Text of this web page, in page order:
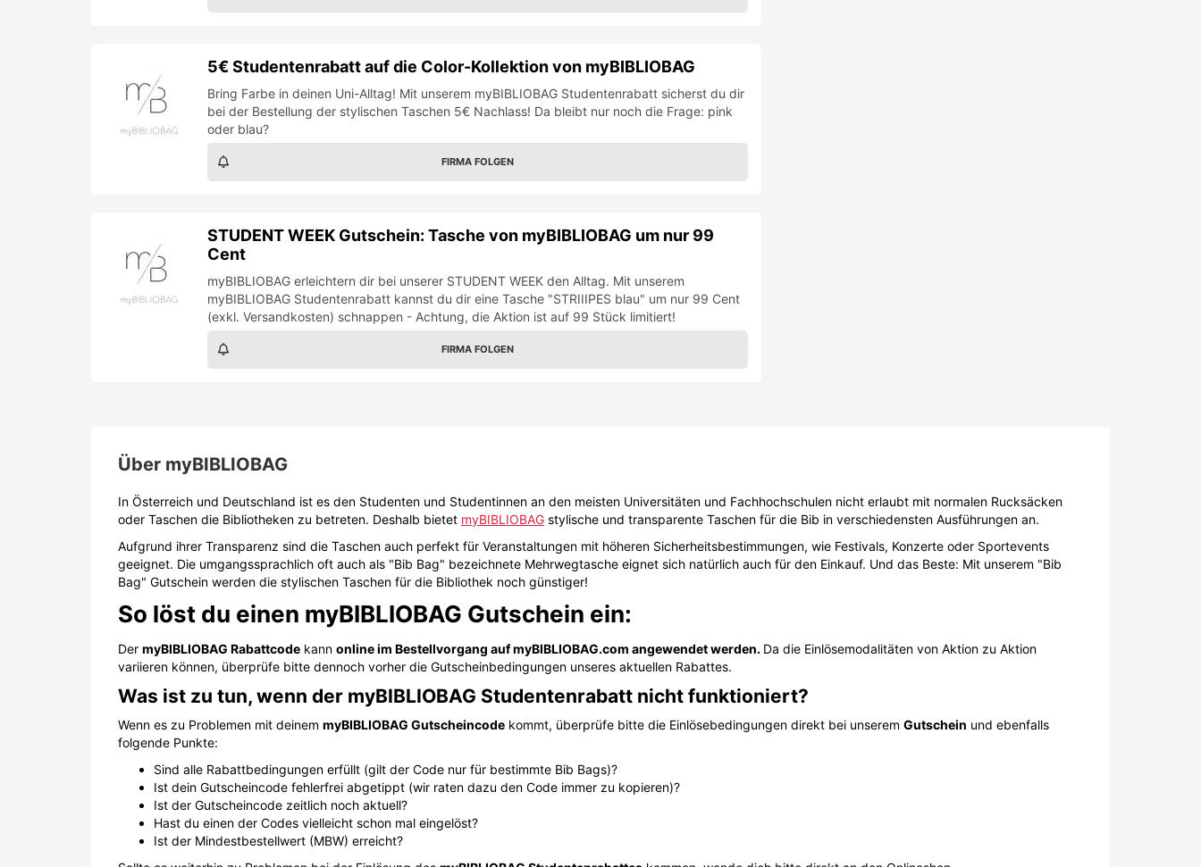
5€ Studentenrabatt auf die Color-Kollektion von myBIBLIOBAG
Bring Farbe in deinen Uni-Alltag! Mit unserem myBIBLIOBAG Studentenrabatt sicherst du dir
bei der Bestellung der stylischen Taschen 5€ Nachlass! Da bleibt nur noch die Frage: pink
oder blau?
FIRMA FOLGEN
STUDENT WEEK Gutschein: Tasche von myBIBLIOBAG um nur 99
Cent
myBIBLIOBAG erleichtern dir bei unserer STUDENT WEEK den Alltag. Mit unserem
myBIBLIOBAG Studentenrabatt kannst du dir eine Tasche "STRIIIPES blau" um nur 99 Cent
(exkl. Versandkosten) schnappen - Achtung, die Aktion ist auf 99 Stück limitiert!
FIRMA FOLGEN
Über myBIBLIOBAG
In Österreich und Deutschland ist es den Studenten und Studentinnen an den meisten Universitäten und Fachhochschulen nicht erlaubt mit normalen Rucksäcken
oder Taschen die Bibliotheken zu betreten. Deshalb bietet myBIBLIOBAG stylische und transparente Taschen für die Bib in verschiedensten Ausführungen an.
Aufgrund ihrer Transparenz sind die Taschen auch perfekt für Veranstaltungen mit höheren Sicherheitsbestimmungen, wie Festivals, Konzerte oder Sportevents
geeignet. Die umgangssprachlich oft auch als "Bib Bag" bezeichnete Mehrwegtasche eignet sich natürlich auch für den Einkauf. Und das Beste: Mit unserem "Bib
Bag" Gutschein werden die stylischen Taschen für die Bibliothek noch günstiger!
So löst du einen myBIBLIOBAG Gutschein ein:
Der myBIBLIOBAG Rabattcode kann online im Bestellvorgang auf myBIBLIOBAG.com angewendet werden. Da die Einlösemodalitäten von Aktion zu Aktion
variieren können, überprüfe bitte dennoch vorher die Gutscheinbedingungen unseres aktuellen Rabattes.
Was ist zu tun, wenn der myBIBLIOBAG Studentenrabatt nicht funktioniert?
Wenn es zu Problemen mit deinem myBIBLIOBAG Gutscheincode kommt, überprüfe bitte die Einlösebedingungen direkt bei unserem Gutschein und ebenfalls
folgende Punkte:
Sind alle Rabattbedingungen erfüllt (gilt der Code nur für bestimmte Bib Bags)?
Ist dein Gutscheincode fehlerfrei abgetippt (wir raten dazu den Code immer zu kopieren)?
Ist der Gutscheincode zeitlich noch aktuell?
Hast du einen der Codes vielleicht schon mal eingelöst?
Ist der Mindestbestellwert (MBW) erreicht?